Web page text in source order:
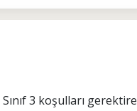
3 koşulları